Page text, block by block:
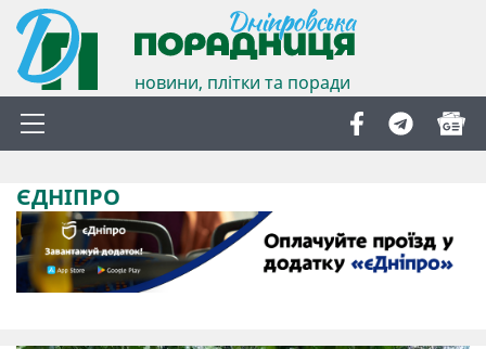
новини, плітки та поради
ЄДНІПРО